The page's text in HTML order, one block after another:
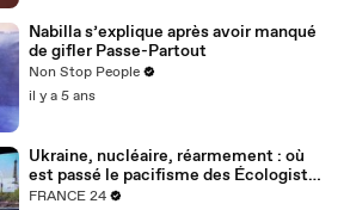
Nabilla s’explique après avoir manqué
de gifler Passe-Partout
Non Stop People
il y a 5 ans
Ukraine, nucléaire, réarmement : où
est passé le pacifisme des Écologistes
?
FRANCE 24